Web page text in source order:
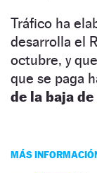
Tráfico ha
desarrolla el
octubre, y
que se paga
de la baja
MÁS